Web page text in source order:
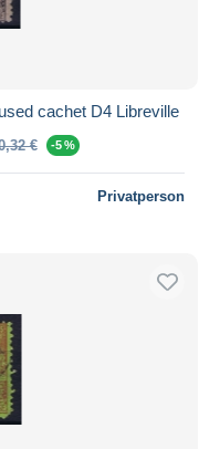
cachet D4 Libreville
€ -5 %
Privatperson